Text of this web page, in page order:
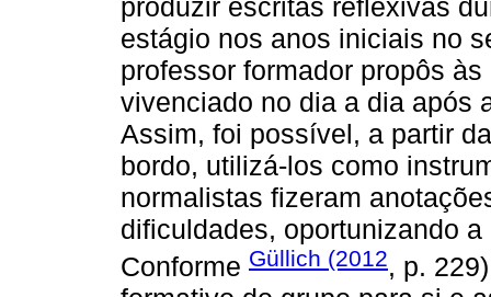
produzir escritas reflexivas
estágio nos anos iniciais no
professor formador propôs
vivenciado no dia a dia após
Assim, foi possível, a partir
bordo, utilizá-los como
normalistas fizeram
dificuldades, oportunizando
Conforme Güllich (2012, p.